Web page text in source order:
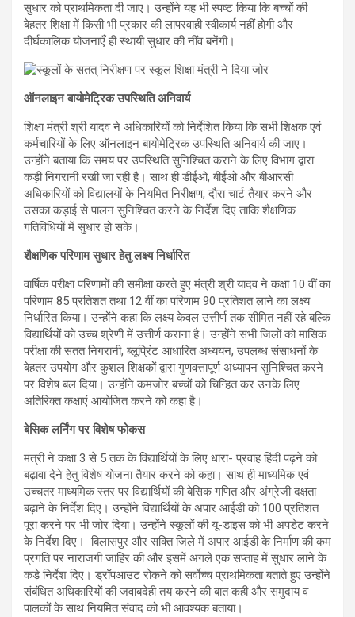
सुधार को प्राथमिकता दी जाए। उन्होंने यह भी स्पष्ट किया कि बच्चों की
बेहतर शिक्षा में किसी भी प्रकार की लापरवाही स्वीकार्य नहीं होगी और
दीर्घकालिक योजनाएँ ही स्थायी सुधार की नींव बनेंगी।
ऑनलाइन बायोमेट्रिक उपस्थिति अनिवार्य
शिक्षा मंत्री श्री यादव ने अधिकारियों को निर्देशित किया कि सभी शिक्षक एवं
कर्मचारियों के लिए ऑनलाइन बायोमेट्रिक उपस्थिति अनिवार्य की जाए।
उन्होंने बताया कि समय पर उपस्थिति सुनिश्चित कराने के लिए विभाग द्वारा
कड़ी निगरानी रखी जा रही है। साथ ही डीईओ, बीईओ और बीआरसी
अधिकारियों को विद्यालयों के नियमित निरीक्षण, दौरा चार्ट तैयार करने और
उसका कड़ाई से पालन सुनिश्चित करने के निर्देश दिए ताकि शैक्षणिक
गतिविधियों में सुधार हो सके।
शैक्षणिक परिणाम सुधार हेतु लक्ष्य निर्धारित
वार्षिक परीक्षा परिणामों की समीक्षा करते हुए मंत्री श्री यादव ने कक्षा 10 वीं का
परिणाम 85 प्रतिशत तथा 12 वीं का परिणाम 90 प्रतिशत लाने का लक्ष्य
निर्धारित किया। उन्होंने कहा कि लक्ष्य केवल उत्तीर्ण तक सीमित नहीं रहे बल्कि
विद्यार्थियों को उच्च श्रेणी में उत्तीर्ण कराना है। उन्होंने सभी जिलों को मासिक
परीक्षा की सतत निगरानी, ब्लूप्रिंट आधारित अध्ययन, उपलब्ध संसाधनों के
बेहतर उपयोग और कुशल शिक्षकों द्वारा गुणवत्तापूर्ण अध्यापन सुनिश्चित करने
पर विशेष बल दिया। उन्होंने कमजोर बच्चों को चिन्हित कर उनके लिए
अतिरिक्त कक्षाएं आयोजित करने को कहा है।
बेसिक लर्निंग पर विशेष फोकस
मंत्री ने कक्षा 3 से 5 तक के विद्यार्थियों के लिए धारा- प्रवाह हिंदी पढ़ने को
बढ़ावा देने हेतु विशेष योजना तैयार करने को कहा। साथ ही माध्यमिक एवं
उच्चतर माध्यमिक स्तर पर विद्यार्थियों की बेसिक गणित और अंग्रेजी दक्षता
बढ़ाने के निर्देश दिए। उन्होंने विद्यार्थियों के अपार आईडी को 100 प्रतिशत
पूरा करने पर भी जोर दिया। उन्होंने स्कूलों की यू-डाइस को भी अपडेट करने
के निर्देश दिए। बिलासपुर और सक्ति जिले में अपार आईडी के निर्माण की कम
प्रगति पर नाराजगी जाहिर की और इसमें अगले एक सप्ताह में सुधार लाने के
कड़े निर्देश दिए। ड्रॉपआउट रोकने को सर्वाेच्च प्राथमिकता बताते हुए उन्होंने
संबंधित अधिकारियों की जवाबदेही तय करने की बात कही और समुदाय व
पालकों के साथ नियमित संवाद को भी आवश्यक बताया।